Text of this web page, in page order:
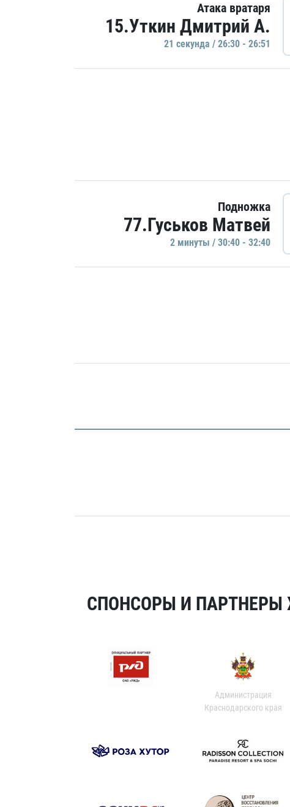
Атака вратаря
15.Уткин Дмитрий А.
21 секундa / 26:30 - 26:51
Подножка
77.Гуськов Матвей
2 минуты / 30:40 - 32:40
СПОНСОРЫ И ПАРТНЕРЫ
Администрация
Краснодарского края